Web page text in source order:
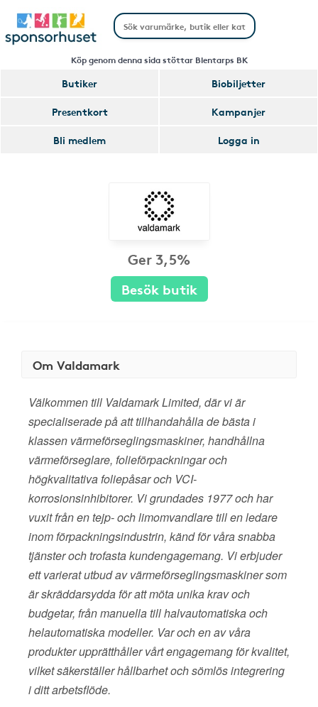
Köp genom denna sida stöttar Blentarps BK
Butiker
Biobiljetter
Presentkort
Kampanjer
Bli medlem
Logga in
Ger 3,5%
Besök butik
Om Valdamark
Välkommen till Valdamark Limited, där vi är
specialiserade på att tillhandahålla de bästa i
klassen värmeförseglingsmaskiner, handhållna
värmeförseglare, folieförpackningar och
högkvalitativa foliepåsar och VCI-
korrosionsinhibitorer. Vi grundades 1977 och har
vuxit från en tejp- och limomvandlare till en ledare
inom förpackningsindustrin, känd för våra snabba
tjänster och trofasta kundengagemang. Vi erbjuder
ett varierat utbud av värmeförseglingsmaskiner som
är skräddarsydda för att möta unika krav och
budgetar, från manuella till halvautomatiska och
helautomatiska modeller. Var och en av våra
produkter upprätthåller vårt engagemang för kvalitet,
vilket säkerställer hållbarhet och sömlös integrering
i ditt arbetsflöde.